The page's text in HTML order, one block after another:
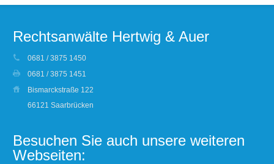
Rechtsanwälte Hertwig & Auer
0681 / 3875 1450
0681 / 3875 1451
Bismarckstraße 122
66121 Saarbrücken
Besuchen Sie auch unsere weiteren
Webseiten: